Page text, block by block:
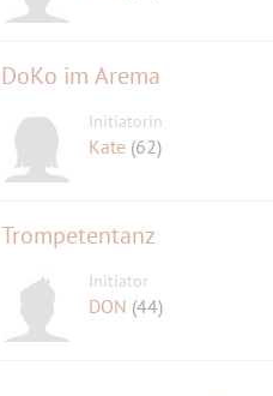
DoKo im Arema
Initiatorin
Kate (62)
Trompetentanz
Initiator
DON (44)